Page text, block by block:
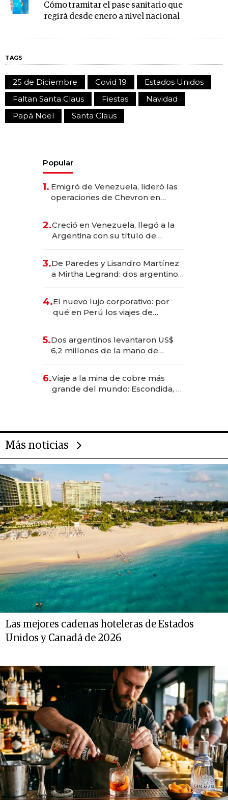
Cómo tramitar el pase sanitario que
regirá desde enero a nivel nacional
TAGS
25 de Diciembre Covid 19
Estados Unidos
Faltan Santa Claus
Fiestas
Navidad
Papá Noel
Santa Claus
Popular
1. Emigró de Venezuela, lideró las
operaciones de Chevron en
2.Creció en Venezuela, llegó a la
Argentina con su título de
las marcas "fast premium"
3.De Paredes y Lisandro Martínez
a Mirtha Legrand: dos argentinos
4.El nuevo lujo corporativo: por
qué en Perú los viajes de
para convertirse en experiencias
transformadoras
5.Dos argentinos levantaron US$
6,2 millones de la mano de
6.Viaje a la mina de cobre más
grande del mundo: Escondida, el
Más noticias
Las mejores cadenas hoteleras de Estados
Unidos y Canadá de 2026